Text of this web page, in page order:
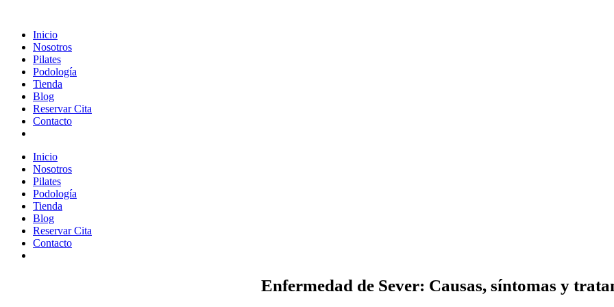
Inicio
Nosotros
Pilates
Podología
Tienda
Blog
Reservar Cita
Contacto
Inicio
Nosotros
Pilates
Podología
Tienda
Blog
Reservar Cita
Contacto
Enfermedad de Sever: Causas, síntomas y